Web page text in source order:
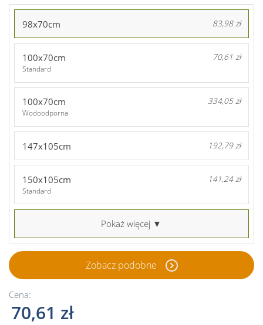
98x70cm 83,98 zł
100x70cm 70,61 zł
Standard
100x70cm 334,05 zł
Wodoodporna
147x105cm 192,79 zł
150x105cm 141,24 zł
Standard
Pokaż więcej ▼
Zobacz podobne
Cena:
70,61 zł